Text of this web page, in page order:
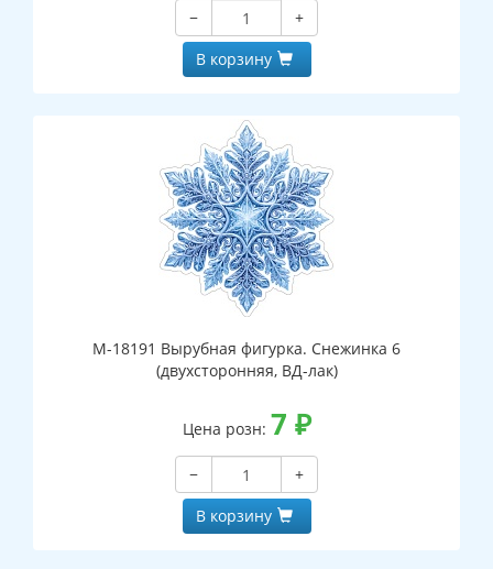
−
+
В корзину
М-18191 Вырубная фигурка. Снежинка 6
(двухсторонняя, ВД-лак)
Цена розн: 7 ₽
−
+
В корзину